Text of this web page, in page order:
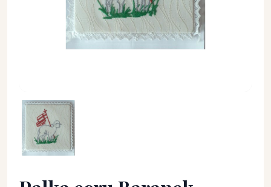
Palka ecru Baranek Ofiarny - kolor ecru - Palka ecru IHS